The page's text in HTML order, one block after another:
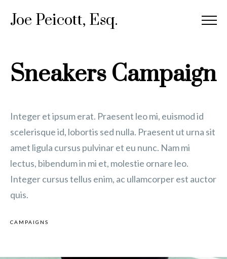
Joe Peicott, Esq.
Sneakers Campaign
Integer et ipsum erat. Praesent leo mi, euismod id
scelerisque id, lobortis sed nulla. Praesent ut urna sit
amet ligula cursus pulvinar et eu nunc. Nam mi
lectus, bibendum in mi et, molestie ornare leo.
Integer cursus tellus enim, ac ullamcorper est auctor
quis.
CAMPAIGNS